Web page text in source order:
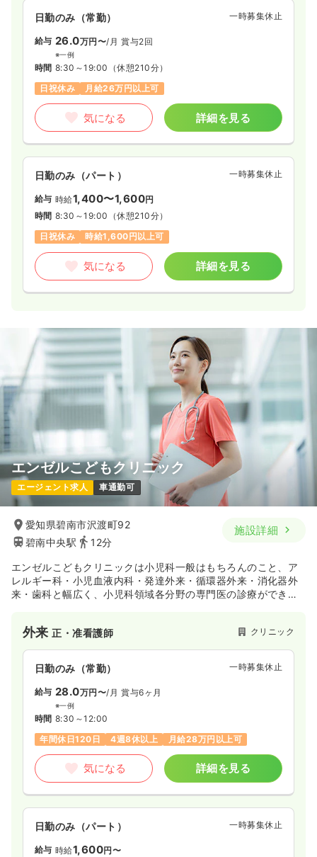
日勤のみ（常勤） 一時募集休止
給与 26.0万円〜/月 賞与2回
※一例
時間 8:30～19:00 （休憩210分）
日祝休み
月給26万円以上可
気になる 詳細を見る
日勤のみ（パート） 一時募集休止
給与 時給1,400〜1,600円
時間 8:30～19:00 （休憩210分）
日祝休み
時給1,600円以上可
気になる 詳細を見る
エンゼルこどもクリニック
エージェント求人 車通勤可
愛知県碧南市沢渡町92
碧南中央駅
12分
施設詳細
エンゼルこどもクリニックは小児科一般はもちろんのこと、ア
レルギー科・小児血液内科・発達外来・循環器外来・消化器外
来・歯科と幅広く、小児科領域各分野の専門医の診療ができる
環境づくりを心がけています。
外来正・准看護師 クリニック
日勤のみ（常勤） 一時募集休止
給与 28.0万円〜/月 賞与6ヶ月
※一例
時間 8:30～12:00
年間休日120日
4週8休以上 月給28万円以上可
気になる 詳細を見る
日勤のみ（パート） 一時募集休止
給与 時給1,600円〜